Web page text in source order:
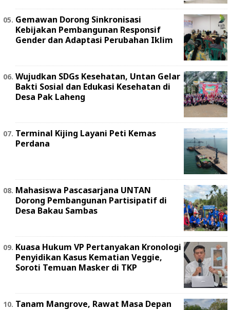
Gemawan Dorong Sinkronisasi
Kebijakan Pembangunan Responsif
Gender dan Adaptasi Perubahan Iklim
Wujudkan SDGs Kesehatan, Untan Gelar
Bakti Sosial dan Edukasi Kesehatan di
Desa Pak Laheng
Terminal Kijing Layani Peti Kemas
Perdana
Mahasiswa Pascasarjana UNTAN
Dorong Pembangunan Partisipatif di
Desa Bakau Sambas
Kuasa Hukum VP Pertanyakan Kronologi
Penyidikan Kasus Kematian Veggie,
Soroti Temuan Masker di TKP
Tanam Mangrove, Rawat Masa Depan